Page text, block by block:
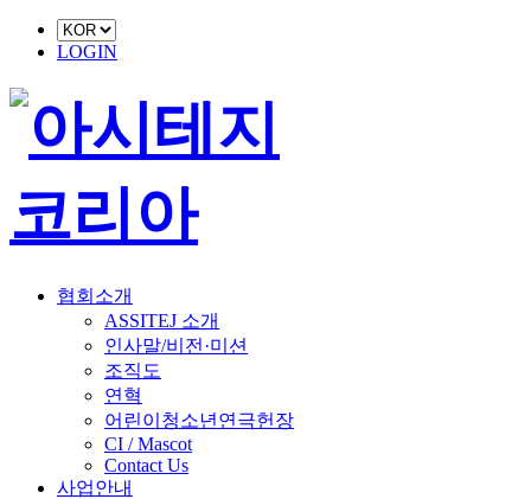
LOGIN
협회소개
ASSITEJ 소개
인사말/비전·미션
조직도
연혁
어린이청소년연극헌장
CI / Mascot
Contact Us
사업안내